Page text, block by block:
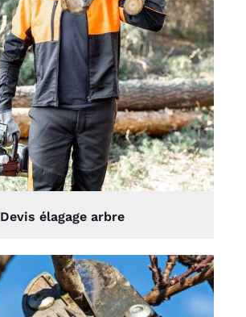
Devis élagage arbre